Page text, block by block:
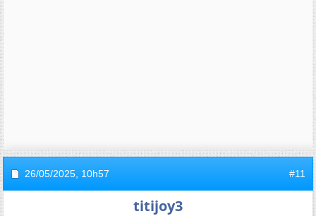
26/05/2025, 10h57 #11
titijoy3